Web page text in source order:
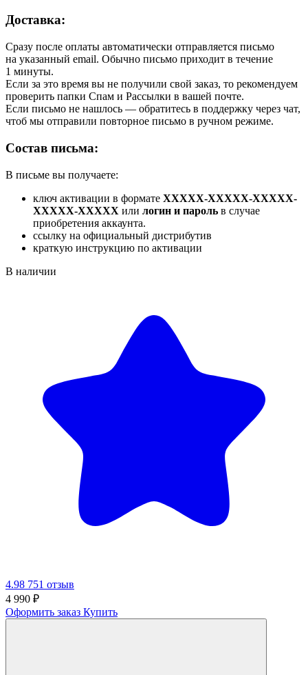
Доставка:
Сразу после оплаты автоматически отправляется письмо
на указанный email. Обычно письмо приходит в течение
1 минуты.
Если за это время вы не получили свой заказ, то рекомендуем
проверить папки Спам и Рассылки в вашей почте.
Если письмо не нашлось — обратитесь в поддержку через чат,
чтоб мы отправили повторное письмо в ручном режиме.
Состав письма:
В письме вы получаете:
ключ активации в формате XXXXX-XXXXX-XXXXX-
XXXXX-XXXXX или логин и пароль в случае
приобретения аккаунта.
ссылку на официальный дистрибутив
краткую инструкцию по активации
В наличии
4.98 751 отзыв
4 990 ₽
Оформить заказ Купить